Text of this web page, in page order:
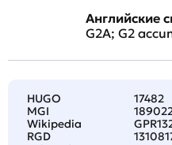
Английские
G2A; G2
HUGO
17482
MGI
Wikipedia
RGD